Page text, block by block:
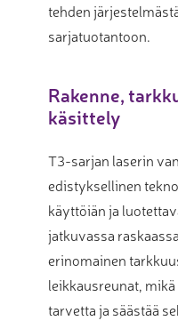
tehden
sarjatuotantoon.
Rakenne,
käsittely
T3-sarjan laserin
edistyksellinen
käyttöiän ja
jatkuvassa
erinomainen
leikkausreunat,
tarvetta ja säästää